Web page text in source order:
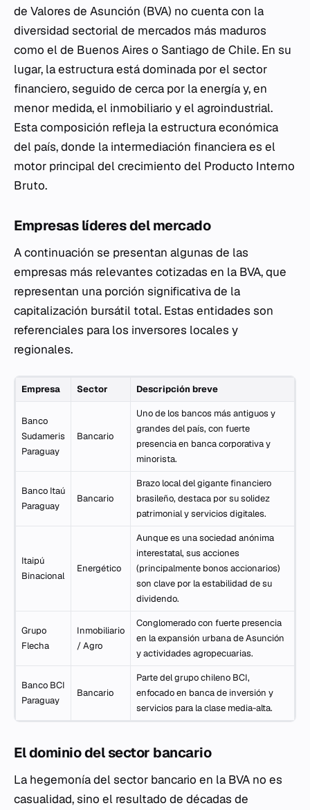
de Valores de Asunción (BVA) no cuenta con la
diversidad sectorial de mercados más maduros
como el de Buenos Aires o Santiago de Chile. En su
lugar, la estructura está dominada por el sector
financiero, seguido de cerca por la energía y, en
menor medida, el inmobiliario y el agroindustrial.
Esta composición refleja la estructura económica
del país, donde la intermediación financiera es el
motor principal del crecimiento del Producto Interno
Bruto.
Empresas líderes del mercado
A continuación se presentan algunas de las
empresas más relevantes cotizadas en la BVA, que
representan una porción significativa de la
capitalización bursátil total. Estas entidades son
referenciales para los inversores locales y
regionales.
Empresa Sector Descripción breve
Banco
Sudameris
Paraguay
Bancario
Uno de los bancos más antiguos y
grandes del país, con fuerte
presencia en banca corporativa y
minorista.
Banco Itaú
Paraguay
Bancario
Brazo local del gigante financiero
brasileño, destaca por su solidez
patrimonial y servicios digitales.
Itaipú
Binacional
Energético
Aunque es una sociedad anónima
interestatal, sus acciones
(principalmente bonos accionarios)
son clave por la estabilidad de su
dividendo.
Grupo
Flecha
Inmobiliario
/ Agro
Conglomerado con fuerte presencia
en la expansión urbana de Asunción
y actividades agropecuarias.
Banco BCI
Paraguay
Bancario
Parte del grupo chileno BCI,
enfocado en banca de inversión y
servicios para la clase media-alta.
El dominio del sector bancario
La hegemonía del sector bancario en la BVA no es
casualidad, sino el resultado de décadas de